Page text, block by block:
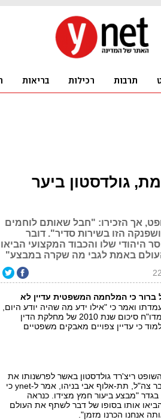
גולדסטון ביער
אך הזכירו: "חבל שאותם לוחמים
הזו בשירות סדיר". דובר
היהודי שלו והכבוד המקצועי הביאו
באמת לגבי מה שקרה במבצע"
ברור כי המלחמה המשפטית עדיין לא
ואמר כי "אילו ידע מה שהיה יודע היום,
דו"ח גולדסטון היה מסמך שונה", אבל מדו"ח סיכום שנת 2010 של מחלקת הדין
כי עדיין צפויים מאבקים משפטיים
ריצ'רד גולדסטון באשר לפרשנותו את
אירועי "עופרת יצוקה" ברצועת עזה. דובר צה"ל, תת-אלוף אבי בניהו, אמר ל-ynet כי
"מבצע ביעור חמץ מצידו. כנראה
אותו בסופו של דבר לשתף את העולם
אנחנו הכרנו מזמן".